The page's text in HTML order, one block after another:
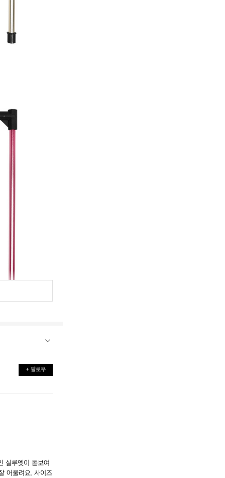
+ 팔로우
실루엣이 돋보여
어울려요. 사이즈